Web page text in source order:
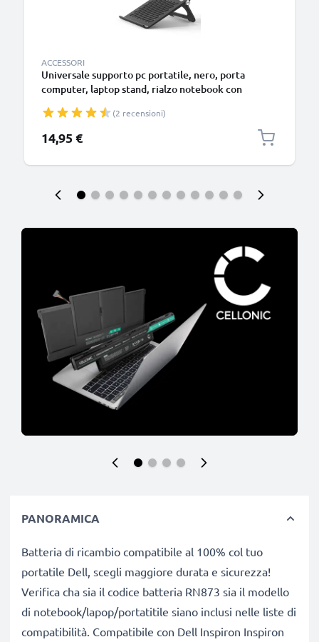
ACCESSORI
Universale supporto pc portatile, nero, porta
computer, laptop stand, rialzo notebook con
più comoda – per portatile da 13” ai 17,3 pollici
(2 recensioni)
14,95 €
PANORAMICA
Batteria di ricambio compatibile al 100% col tuo
portatile Dell, scegli maggiore durata e sicurezza!
Verifica cha sia il codice batteria RN873 sia il modello
di notebook/lapop/portatitile siano inclusi nelle liste di
compatibilità. Compatibile con Dell Inspiron Inspiron